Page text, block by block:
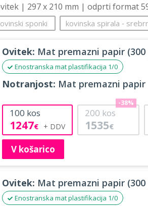
| 297 x 210 mm | odprti format
sponki kovinska spirala ‐
Ovitek: Mat premazni papir (300
Enostranska mat plastifikacija 1/0
Notranjost: Mat premazni papir
100 kos
1247€
200 kos
1535€
-38%
V košarico
Ovitek: Mat premazni papir (300
Enostranska mat plastifikacija 1/0